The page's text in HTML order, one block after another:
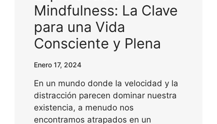
Mindfulness: La Clave
para una Vida
Consciente y Plena
Enero 17, 2024
En un mundo donde la velocidad y la
distracción parecen dominar nuestra
existencia, a menudo nos
encontramos atrapados en un